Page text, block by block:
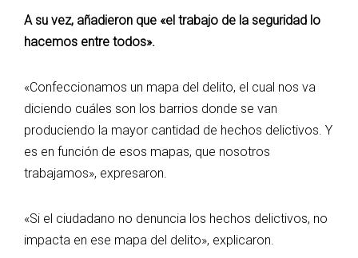
A su vez, añadieron que «el trabajo de la seguridad lo
hacemos entre todos».
«Confeccionamos un mapa del delito, el cual nos va
diciendo cuáles son los barrios donde se van
produciendo la mayor cantidad de hechos delictivos. Y
es en función de esos mapas, que nosotros
trabajamos», expresaron.
«Si el ciudadano no denuncia los hechos delictivos, no
impacta en ese mapa del delito», explicaron.